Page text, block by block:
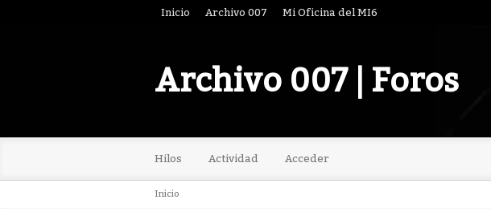
Inicio Archivo 007 Mi Oficina del MI6
Archivo 007 | Foros
Hilos Actividad Acceder
Inicio